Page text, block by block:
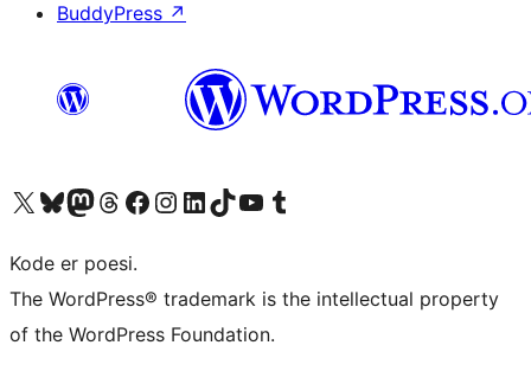
BuddyPress ↗
Besøg vores X (tidligere Twitter) konto
Besøg vores Bluesky-konto
Besøg vores Mastodon konto
Besøg vores Threads-konto
Besøg vores Facebook sideBesøg vores Instagram konto
Besøg vores LinkedIn konto
Besøg vores TikTok-konto
Besøg vores YouTube-kanalBesøg vores Tumblr-konto
Kode er poesi.
The WordPress® trademark is the intellectual property
of the WordPress Foundation.